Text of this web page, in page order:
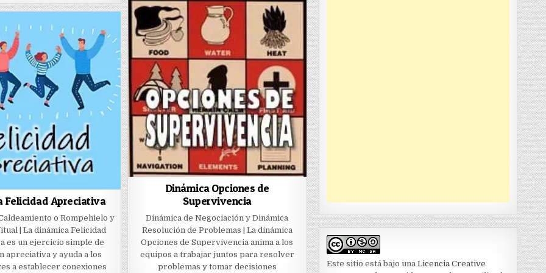
Dinámica Opciones de
Supervivencia
Dinámica de Negociación y Dinámica
Resolución de Problemas | La dinámica
Opciones de Supervivencia anima a los
equipos a trabajar juntos para resolver
problemas y tomar decisiones
Felicidad Apreciativa
o Rompehielo y
| La dinámica Felicidad
es un ejercicio simple de
apreciativa y ayuda a los
a establecer conexiones
Este sitio está bajo una Licencia Creative